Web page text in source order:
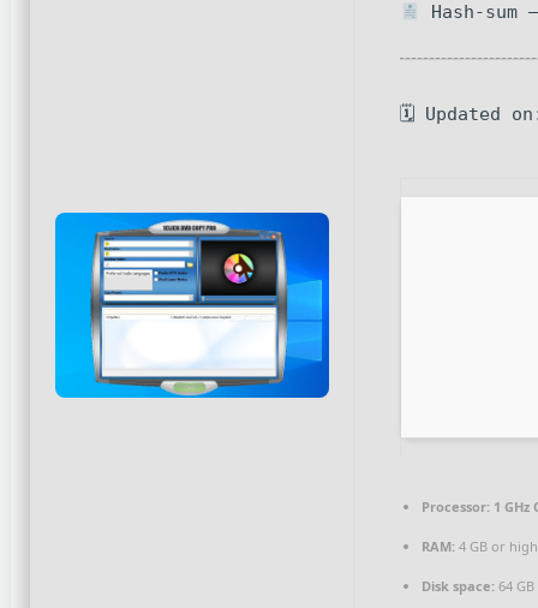
Hash-sum
🗓 Updated
Processor: 1 GHz
RAM: 4 GB or
Disk space: 64